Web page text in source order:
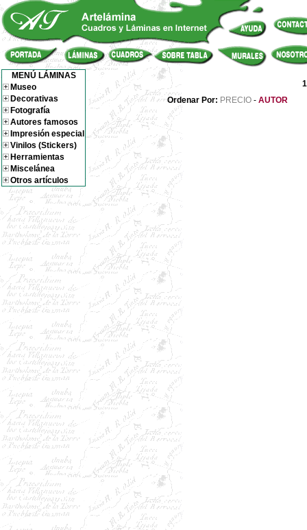
MENÚ LÁMINAS
Museo
Decorativas
Fotografía
Autores famosos
Impresión especial
Vinilos (Stickers)
Herramientas
Miscelánea
Otros artículos
1
Ordenar Por: PRECIO - AUTOR